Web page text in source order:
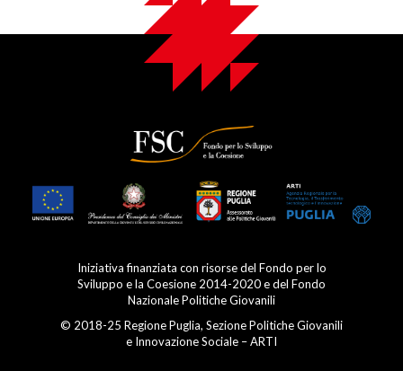
Iniziativa finanziata con risorse del Fondo per lo
Sviluppo e la Coesione 2014-2020 e del Fondo
Nazionale Politiche Giovanili
© 2018-25 Regione Puglia, Sezione Politiche Giovanili
e Innovazione Sociale – ARTI